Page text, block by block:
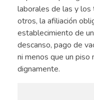
laborales de las y los
otros, la afiliación
establecimiento de
descanso, pago de
ni menos que un piso
dignamente.